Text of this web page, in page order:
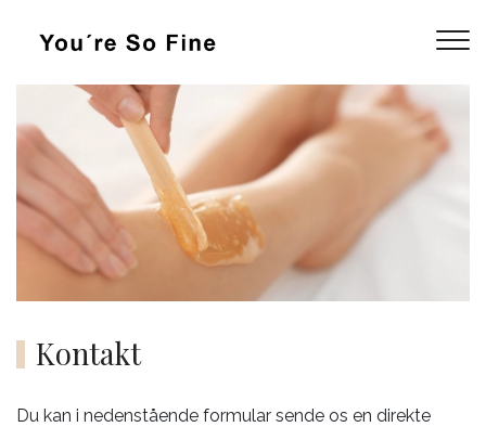
Kontakt
Du kan i nedenstående formular sende os en direkte